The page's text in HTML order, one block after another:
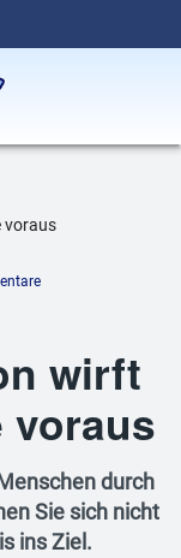
voraus
wirft
voraus
durch
Sie sich nicht
ins Ziel.